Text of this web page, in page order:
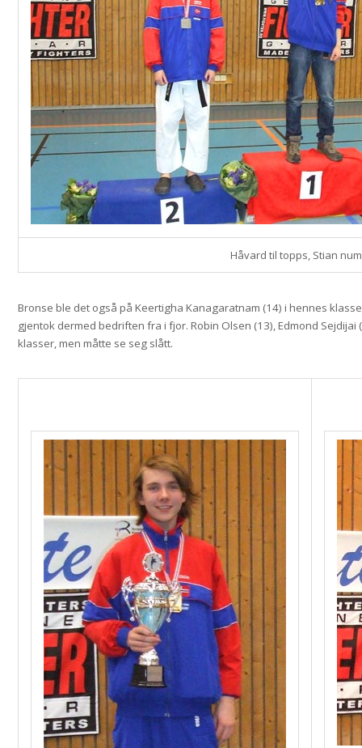
Håvard til topps, Stian
Bronse ble det også på Keertigha Kanagaratnam (14) i hennes
gjentok dermed bedriften fra i fjor. Robin Olsen (13), Edmond
klasser, men måtte se seg slått.